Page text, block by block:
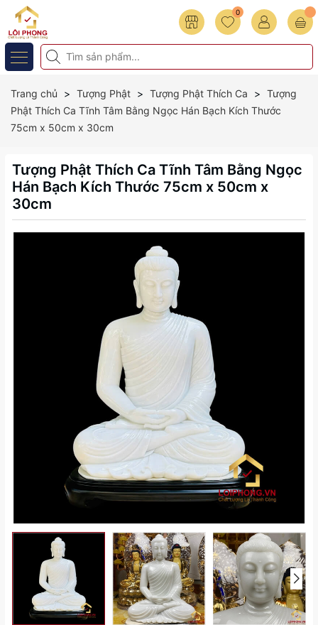
0
Trang chủ Tượng Phật Tượng Phật Thích Ca
Tượng
Phật Thích Ca Tĩnh Tâm Bằng Ngọc Hán Bạch Kích Thước
75cm x 50cm x 30cm
Tượng Phật Thích Ca Tĩnh Tâm Bằng Ngọc
Hán Bạch Kích Thước 75cm x 50cm x
30cm